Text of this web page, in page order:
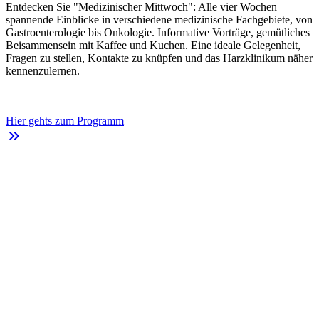
Entdecken Sie "Medizinischer Mittwoch": Alle vier Wochen
spannende Einblicke in verschiedene medizinische Fachgebiete, von
Gastroenterologie bis Onkologie. Informative Vorträge, gemütliches
Beisammensein mit Kaffee und Kuchen. Eine ideale Gelegenheit,
Fragen zu stellen, Kontakte zu knüpfen und das Harzklinikum näher
kennenzulernen.
Hier gehts zum Programm
keyboard_double_arrow_right